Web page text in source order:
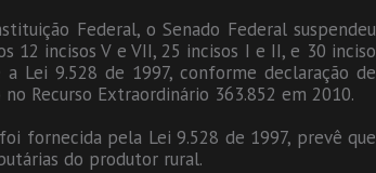
Federal, o Senado Federal suspendeu
12 incisos V e VII, 25 incisos I e II, e 30 inciso
Lei 9.528 de 1997, conforme declaração de
Recurso Extraordinário 363.852 em 2010.
fornecida pela Lei 9.528 de 1997, prevê que
do produtor rural.